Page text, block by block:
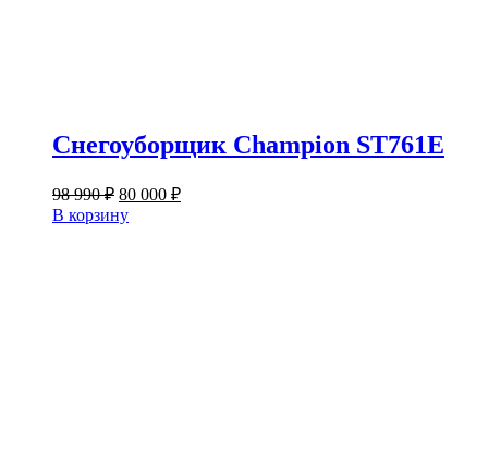
Снегоуборщик Champion ST761E
98 990₽ Первоначальная
цена
составляла
80 000 ₽Текущая
В корзину